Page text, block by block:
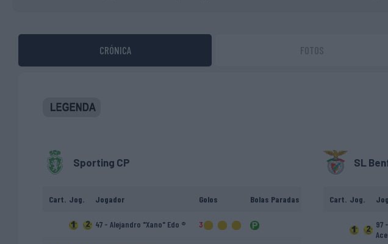
CRÓNICA FOTOS
Sporting CP
Cart. Jog. Jogador Golos Bolas Paradas
47 - Alejandro "Xano" Edo ® 3
SL
Cart. Jog.
97